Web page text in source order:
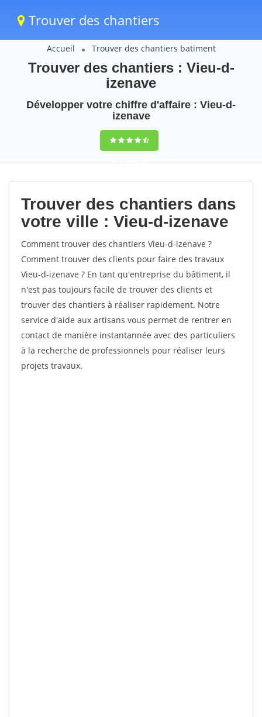
Trouver des chantiers
Accueil Trouver des chantiers batiment
Trouver des chantiers : Vieu-d-
izenave
Développer votre chiffre d'affaire : Vieu-d-
izenave
9,5(100%)47
votes
Trouver des chantiers dans
votre ville : Vieu-d-izenave
Comment trouver des chantiers Vieu-d-izenave ?
Comment trouver des clients pour faire des travaux
Vieu-d-izenave ? En tant qu'entreprise du bâtiment, il
n'est pas toujours facile de trouver des clients et
trouver des chantiers à réaliser rapidement. Notre
service d'aide aux artisans vous permet de rentrer en
contact de manière instantannée avec des particuliers
à la recherche de professionnels pour réaliser leurs
projets travaux.